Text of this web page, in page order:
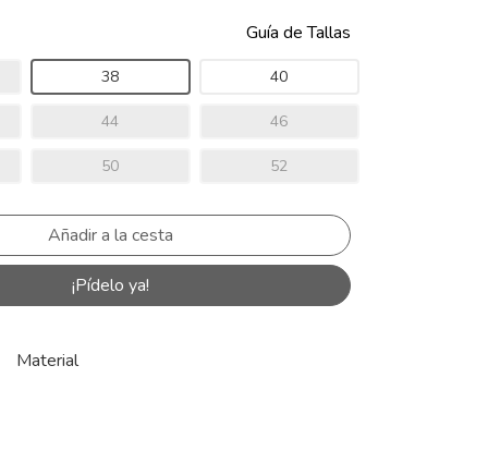
Guía de Tallas
38 40
44 46
50 52
¡Pídelo ya!
Material